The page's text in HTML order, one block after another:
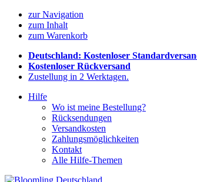
zur Navigation
zum Inhalt
zum Warenkorb
Deutschland: Kostenloser
Kostenloser Rückversand
Zustellung in 2 Werktagen.
Hilfe
Wo ist meine Bestellung?
Rücksendungen
Versandkosten
Zahlungsmöglichkeiten
Kontakt
Alle Hilfe-Themen